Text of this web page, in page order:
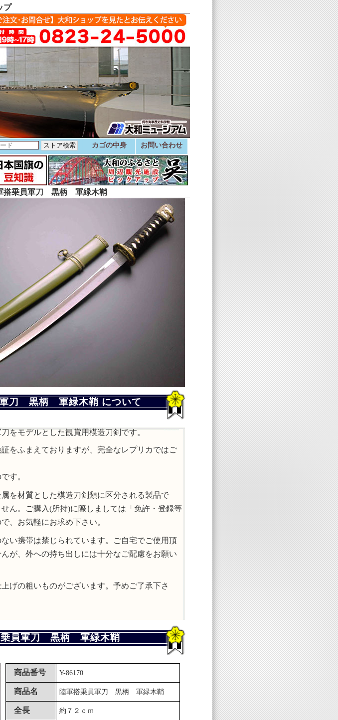
プ
カゴの中身 お問い合わせ
搭乗員軍刀 黒柄 軍緑木鞘
軍刀 黒柄 軍緑木鞘 について
をモデルとした観賞用模造刀剣です。
をふまえておりますが、完全なレプリカではご
す。
を材質とした模造刀剣類に区分される製品で
ん。ご購入(所持)に際しましては「免許・登録等
、お気軽にお求め下さい。
い携帯は禁じられています。ご自宅でご使用頂
が、外への持ち出しには十分なご配慮をお願い
げの粗いものがございます。予めご了承下さ
乗員軍刀 黒柄 軍緑木鞘
商品番号 Y-86170
商品名 陸軍搭乗員軍刀 黒柄 軍緑木鞘
全長 約７２ｃｍ